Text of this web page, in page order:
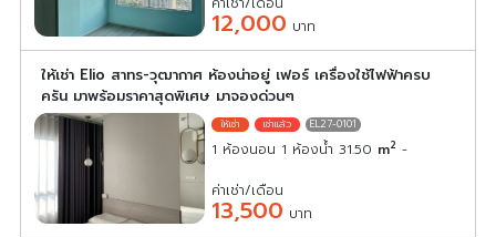
12,000 บาท
ให้เช่า Elio สาทร-วุฒากาศ ห้องน่าอยู่ เฟอร์ เครื่องใช้ไฟฟ้าครบ
ครัน มาพร้อมราคาสุดพิเศษ มาจองด่วนๆ
EL27-0101
1 ห้องนอน 1 ห้องน้ำ 31.50 m2 -
ค่าเช่า/เดือน
13,500 บาท